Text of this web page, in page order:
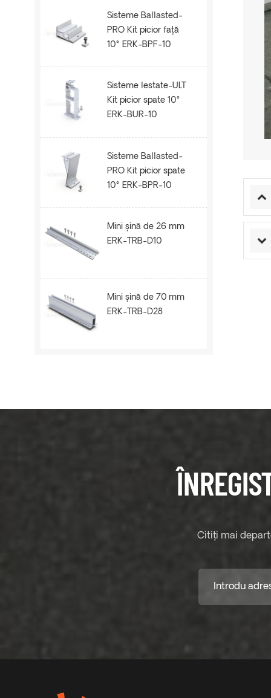
Sisteme Ballasted-
PRO Kit picior față
10° ERK-BPF-10
Sisteme lestate-ULT
Kit picior spate 10°
ERK-BUR-10
Sisteme Ballasted-
PRO Kit picior spate
10° ERK-BPR-10
Mini șină de 26 mm
ERK-TRB-D10
Mini șină de 70 mm
ERK-TRB-D28
Citiți mai